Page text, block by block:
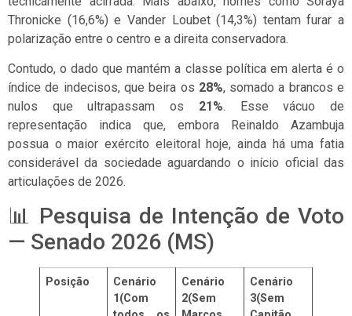
Thronicke (16,6%) e Vander Loubet (14,3%) tentam furar a
polarização entre o centro e a direita conservadora.
Contudo, o dado que mantém a classe política em alerta é o
índice de indecisos, que beira os 28%, somado a brancos e
nulos que ultrapassam os 21%. Esse vácuo de
representação indica que, embora Reinaldo Azambuja
possua o maior exército eleitoral hoje, ainda há uma fatia
considerável da sociedade aguardando o início oficial das
articulações de 2026.
📊 Pesquisa de Intenção de Voto
— Senado 2026 (MS)
Posição
Cenário
1(Com
Cenário
2(Sem
Cenário
3(Sem